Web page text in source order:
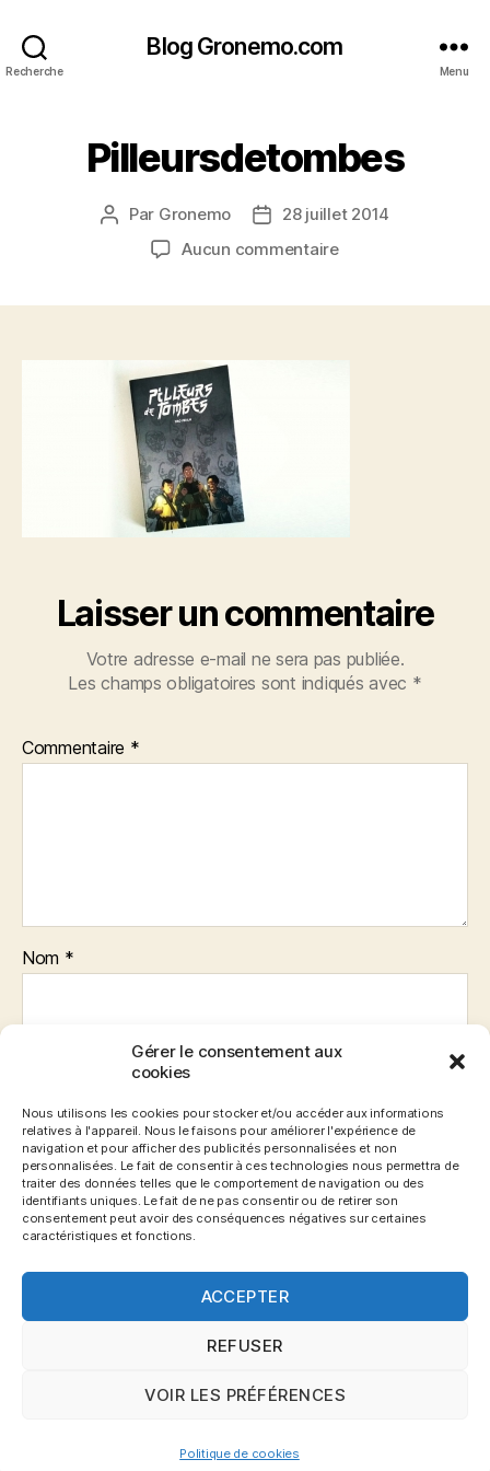
Gérer le consentement aux
cookies
Nous utilisons les cookies pour stocker et/ou accéder aux informations
relatives à l'appareil. Nous le faisons pour améliorer l'expérience de
navigation et pour afficher des publicités personnalisées et non
personnalisées. Le fait de consentir à ces technologies nous permettra de
traiter des données telles que le comportement de navigation ou des
identifiants uniques. Le fait de ne pas consentir ou de retirer son
consentement peut avoir des conséquences négatives sur certaines
caractéristiques et fonctions.
ACCEPTER
REFUSER
VOIR LES PRÉFÉRENCES
Politique de cookies
Recherche
Blog Gronemo.com
Menu
Pilleursdetombes
Auteur
l’article
Par Gronemo
Date28 juillet 2014
Aucun commentairesur
Laisser un commentaire
Votre adresse e-mail ne sera pas publiée.
Les champs obligatoires sont indiqués avec *
Commentaire *
Nom *
Site web